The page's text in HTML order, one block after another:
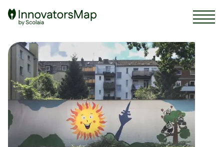
Scolaia Logo - Visit Homepage